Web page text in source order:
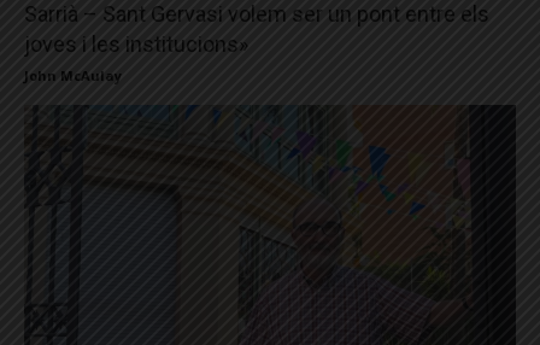
Sarrià – Sant Gervasi volem ser un pont entre els
joves i les institucions»
John McAulay